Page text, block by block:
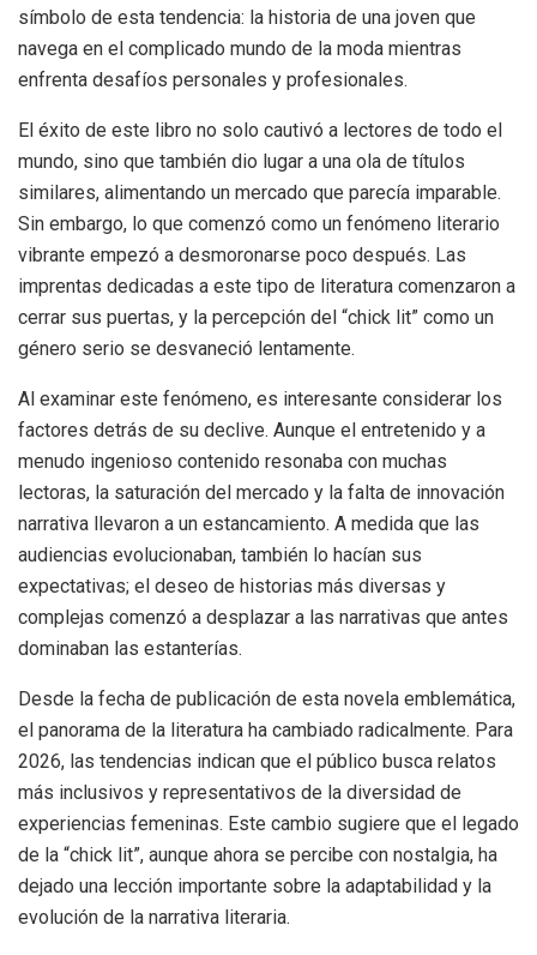
símbolo de esta tendencia: la historia de una joven que
navega en el complicado mundo de la moda mientras
enfrenta desafíos personales y profesionales.
El éxito de este libro no solo cautivó a lectores de todo el
mundo, sino que también dio lugar a una ola de títulos
similares, alimentando un mercado que parecía imparable.
Sin embargo, lo que comenzó como un fenómeno literario
vibrante empezó a desmoronarse poco después. Las
imprentas dedicadas a este tipo de literatura comenzaron a
cerrar sus puertas, y la percepción del “chick lit” como un
género serio se desvaneció lentamente.
Al examinar este fenómeno, es interesante considerar los
factores detrás de su declive. Aunque el entretenido y a
menudo ingenioso contenido resonaba con muchas
lectoras, la saturación del mercado y la falta de innovación
narrativa llevaron a un estancamiento. A medida que las
audiencias evolucionaban, también lo hacían sus
expectativas; el deseo de historias más diversas y
complejas comenzó a desplazar a las narrativas que antes
dominaban las estanterías.
Desde la fecha de publicación de esta novela emblemática,
el panorama de la literatura ha cambiado radicalmente. Para
2026, las tendencias indican que el público busca relatos
más inclusivos y representativos de la diversidad de
experiencias femeninas. Este cambio sugiere que el legado
de la “chick lit”, aunque ahora se percibe con nostalgia, ha
dejado una lección importante sobre la adaptabilidad y la
evolución de la narrativa literaria.